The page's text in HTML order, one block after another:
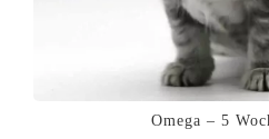
Omega – 5